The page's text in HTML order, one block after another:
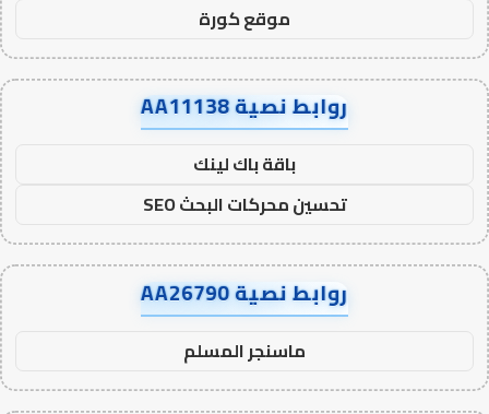
موقع كورة
روابط نصية AA11138
باقة باك لينك
تحسين محركات البحث SEO
روابط نصية AA26790
ماسنجر المسلم